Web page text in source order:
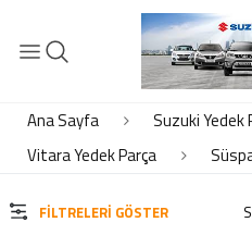
KATEGORİLER
Kaporta
Motor Piston Krank Silindir
Süspansiyon Ön Arka
Ana Sayfa
Suzuki Yedek
Vitara Yedek Parça
FILTRELERI GÖSTER